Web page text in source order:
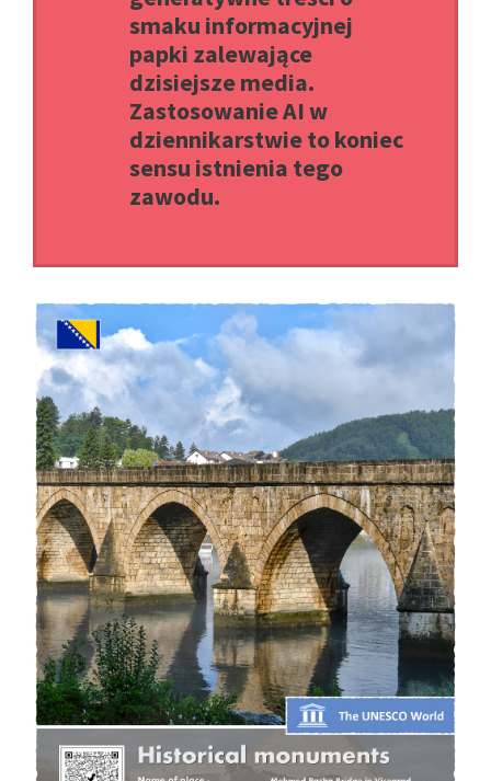
smaku informacyjnej
papki zalewające
dzisiejsze media.
Zastosowanie AI w
dziennikarstwie to koniec
sensu istnienia tego
zawodu.